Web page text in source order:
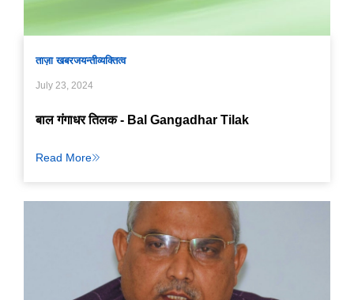
ताज़ा खबरजयन्तीव्यक्तित्व
July 23, 2024
बाल गंगाधर तिलक - Bal Gangadhar Tilak
Read More